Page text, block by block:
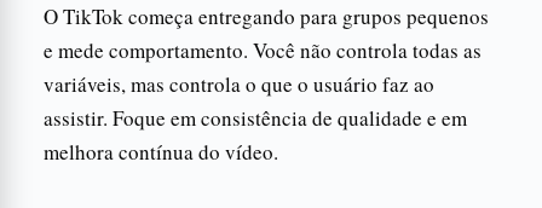
O TikTok começa entregando para grupos pequenos
e mede comportamento. Você não controla todas as
variáveis, mas controla o que o usuário faz ao
assistir. Foque em consistência de qualidade e em
melhora contínua do vídeo.